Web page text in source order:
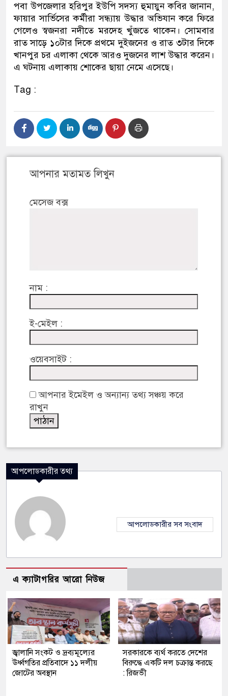
পবা উপজেলার হরিপুর ইউপি সদস্য হুমায়ুন কবির জানান,
ফায়ার সার্ভিসের কর্মীরা সন্ধ্যায় উদ্ধার অভিযান করে ফিরে
গেলেও স্বজনরা নদীতে মরদেহ খুঁজতে থাকেন। সোমবার
রাত সাড়ে ১০টার দিকে প্রথমে দুইজনের ও রাত ৩টার দিকে
খানপুর চর এলাকা থেকে আরও দুজনের লাশ উদ্ধার করেন।
এ ঘটনায় এলাকায় শোকের ছায়া নেমে এসেছে।
Tag :
আপনার মতামত লিখুন
মেসেজ বক্স
নাম :
ই-মেইল :
ওয়েবসাইট :
আপনার ইমেইল ও অন্যান্য তথ্য সঞ্চয় করে
রাখুন
আপলোডকারীর তথ্য
আপলোডকারীর সব সংবাদ
এ ক্যাটাগরির আরো নিউজ
জ্বালানি সংকট ও দ্রব্যমূল্যের
ঊর্ধ্বগতির প্রতিবাদে ১১ দলীয়
জোটের অবস্থান
সরকারকে ব্যর্থ করতে দেশের
বিরুদ্ধে একটি দল চক্রান্ত করছে
: রিজভী